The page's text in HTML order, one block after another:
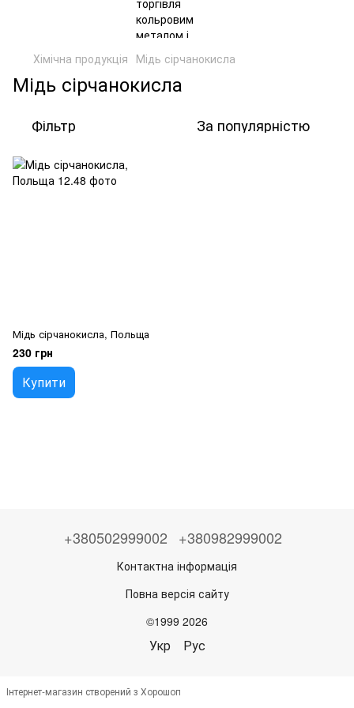
Хімічна продукція Мідь сірчанокисла
Мідь сірчанокисла
Фільтр За популярністю
Мідь сірчанокисла, Польща
230 грн
Купити
+380502999002 +380982999002
Контактна інформація
Повна версія сайту
©1999 2026
Укр Рус
Інтернет-магазин створений з Хорошоп